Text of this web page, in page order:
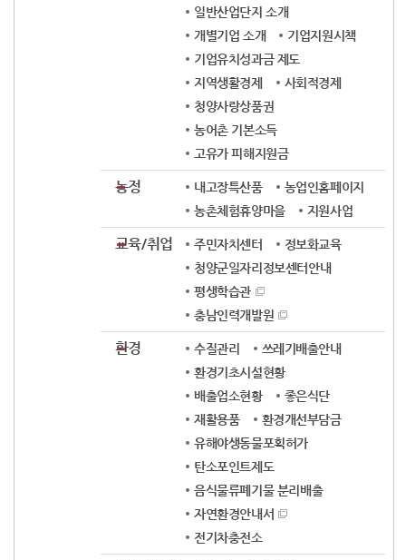
일반산업단지 소개
개별기업 소개
기업지원시책
기업유치성과금 제도
지역생활경제
사회적경제
청양사랑상품권
농어촌 기본소득
고유가 피해지원금
농정 내고장특산품
농업인홈페이지
농촌체험휴양마을
지원사업
교육/취업 주민자치센터
정보화교육
청양군일자리정보센터안내
평생학습관
충남인력개발원
환경 수질관리
쓰레기배출안내
환경기초시설현황
배출업소현황
좋은식단
재활용품
환경개선부담금
유해야생동물포획허가
탄소포인트제도
음식물류폐기물 분리배출
자연환경안내서
전기차충전소